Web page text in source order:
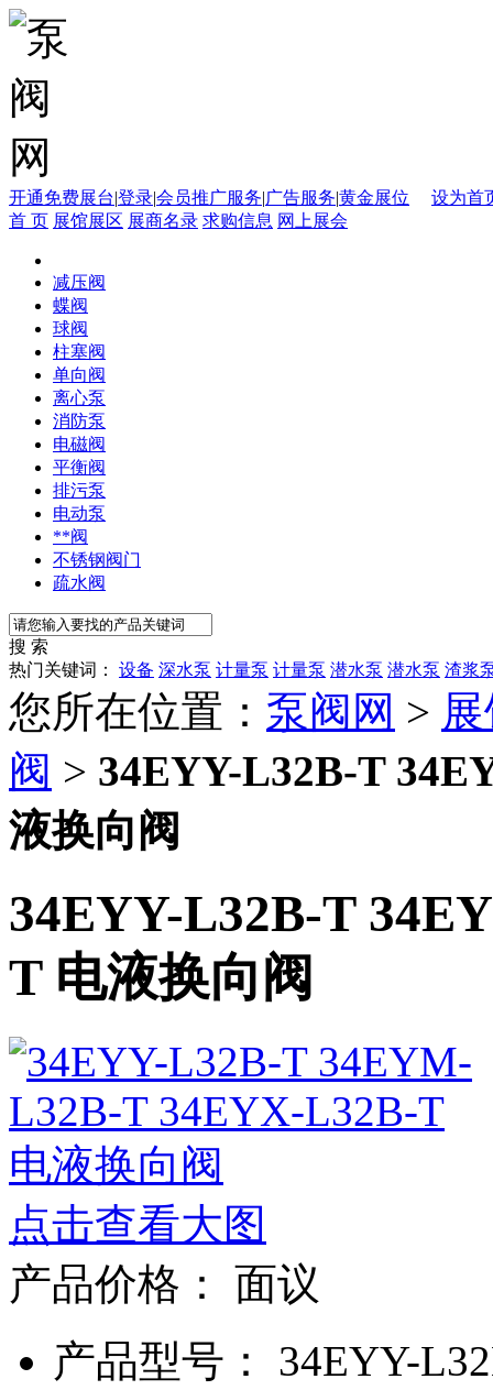
开通免费展台|登录|会员推广服务|广告服务|黄金展位
设为首
首 页 展馆展区 展商名录 求购信息 网上展会
减压阀
蝶阀
球阀
柱塞阀
单向阀
离心泵
消防泵
电磁阀
平衡阀
排污泵
电动泵
**阀
不锈钢阀门
疏水阀
搜 索
热门关键词： 设备 深水泵 计量泵 计量泵 潜水泵 潜水泵 渣浆
您所在位置： 泵阀网 >
阀 > 34EYY-L32B-T
液换向阀
34EYY-L32B-T
T 电液换向阀
点击查看大图
产品价格： 面议
产品型号： 34EYY-